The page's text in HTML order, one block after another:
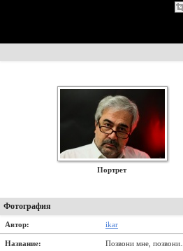
Портрет
Фотография
Автор: ikar
Название: Позвони мне, позвони...